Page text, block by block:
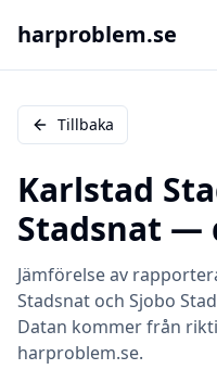
harproblem.se
Tillbaka
Karlstad
Stadsnat —
Jämförelse av
Stadsnat och Sjobo
Datan kommer från
harproblem.se.